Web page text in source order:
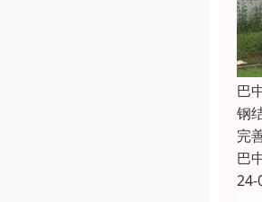
巴
钢
完
巴
24-